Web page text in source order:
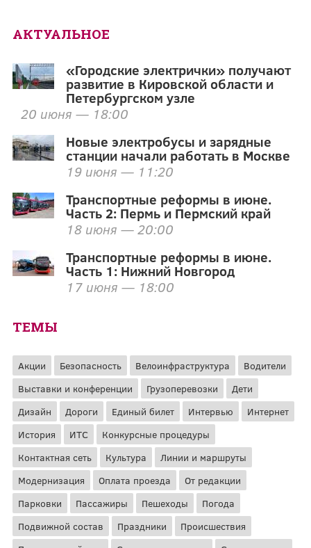
АКТУАЛЬНОЕ
«Городские электрички» получают
развитие в Кировской области и
Петербургском узле
20 июня — 18:00
Новые электробусы и зарядные
станции начали работать в Москве
19 июня — 11:20
Транспортные реформы в июне.
Часть 2: Пермь и Пермский край
18 июня — 20:00
Транспортные реформы в июне.
Часть 1: Нижний Новгород
17 июня — 18:00
ТЕМЫ
Акции Безопасность Велоинфраструктура
Водители
Выставки и конференции
Грузоперевозки
Дети
Дизайн
Дороги Единый билет Интервью
Интернет
История
ИТС
Конкурсные процедуры
Контактная сеть
Культура
Линии и маршруты
Модернизация
Оплата проезда
От редакции
Парковки
Пассажиры Пешеходы
Погода
Подвижной состав
Праздники
Происшествия